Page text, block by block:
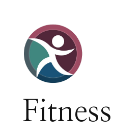
Fitness